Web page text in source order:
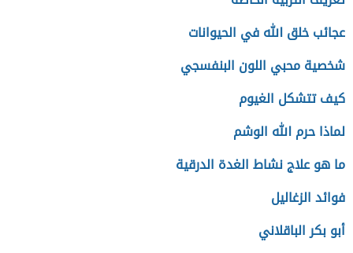
عجائب خلق الله في الحيوانات
شخصية محبي اللون البنفسجي
كيف تتشكل الغيوم
لماذا حرم الله الوشم
ما هو علاج نشاط الغدة الدرقية
فوائد الزغاليل
أبو بكر الباقلاني